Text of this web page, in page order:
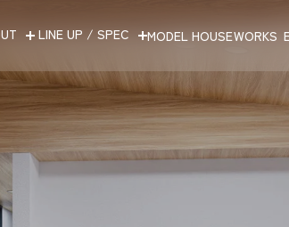
LINE UP / SPEC MODEL HOUSEWORKS